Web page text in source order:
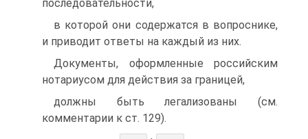
последовательности,
в которой они содержатся в вопроснике,
и приводит ответы на каждый из них.
Документы, оформленные российским
нотариусом для действия за границей,
должны быть легализованы (см.
комментарии к ст. 129).